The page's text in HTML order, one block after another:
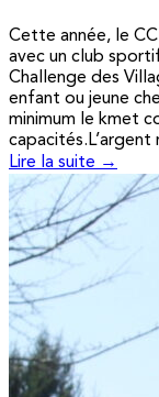
Cette année, le
avec un club
Challenge des
enfant ou jeune
minimum le kmet
capacités.L’argent
Lire la suite →